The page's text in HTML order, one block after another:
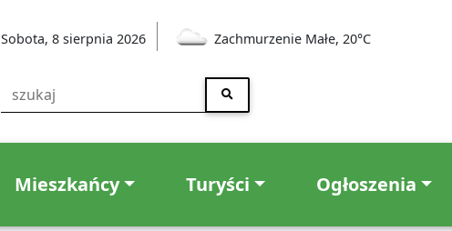
Sobota, 8 sierpnia 2026 Zachmurzenie Małe, 20°C
Mieszkańcy Turyści Ogłoszenia